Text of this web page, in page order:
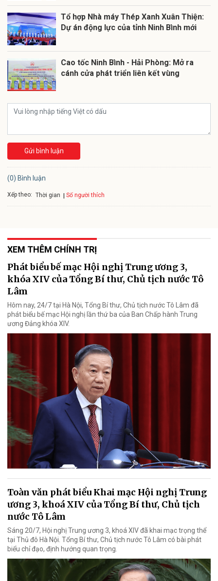
Tổ hợp Nhà máy Thép Xanh Xuân Thiện:
Dự án động lực của tỉnh Ninh Bình mới
Cao tốc Ninh Bình - Hải Phòng: Mở ra
cánh cửa phát triển liên kết vùng
Gửi bình luận
(0) Bình luận
Xếp theo: Thời gian Số người thích
XEM THÊM CHÍNH TRỊ
Phát biểu bế mạc Hội nghị Trung ương 3,
khóa XIV của Tổng Bí thư, Chủ tịch nước Tô
Lâm
Hôm nay, 24/7 tại Hà Nội, Tổng Bí thư, Chủ tịch nước Tô Lâm đã
phát biểu bế mạc Hội nghị lần thứ ba của Ban Chấp hành Trung
ương Đảng khóa XIV.
Toàn văn phát biểu Khai mạc Hội nghị Trung
ương 3, khoá XIV của Tổng Bí thư, Chủ tịch
nước Tô Lâm
Sáng 20/7, Hội nghị Trung ương 3, khoá XIV đã khai mạc trọng thể
tại Thủ đô Hà Nội. Tổng Bí thư, Chủ tịch nước Tô Lâm có bài phát
biểu chỉ đạo, định hướng quan trọng.